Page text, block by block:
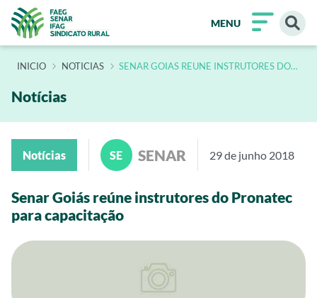
MENU
INÍCIO NOTICIAS SENAR GOIAS REUNE INSTRUTORES DO
Notícias
Notícias SE SENAR 29 de junho 2018
Senar Goiás reúne instrutores do Pronatec
para capacitação